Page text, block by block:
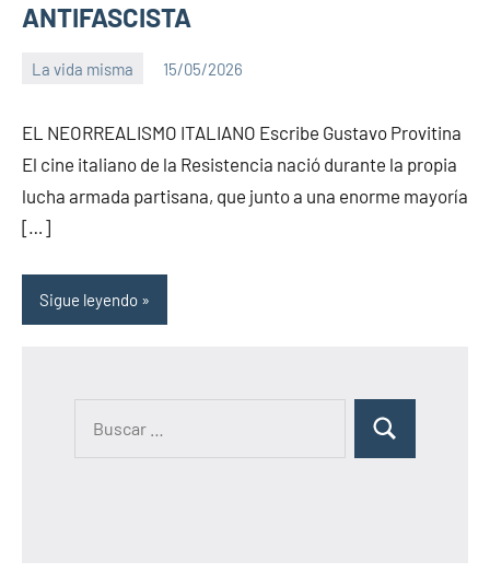
ANTIFASCISTA
La vida misma 15/05/2026
EL NEORREALISMO ITALIANO Escribe Gustavo Provitina
El cine italiano de la Resistencia nació durante la propia
lucha armada partisana, que junto a una enorme mayoría
[…]
Sigue leyendo
B